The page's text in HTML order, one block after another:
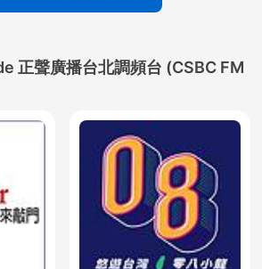
正聲廣播台北調頻台 (CSBC FM